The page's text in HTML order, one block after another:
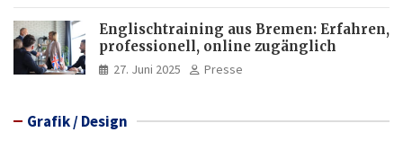
Englischtraining aus Bremen: Erfahren,
professionell, online zugänglich
27. Juni 2025 Presse
Grafik / Design